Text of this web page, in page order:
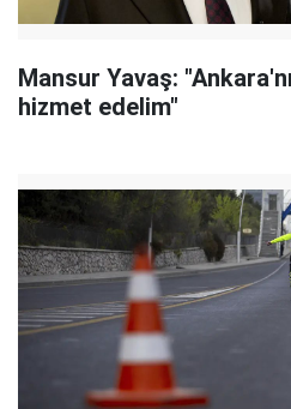
Mansur Yavaş:
hizmet edelim"